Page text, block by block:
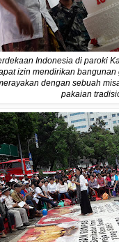
Indonesia di paroki
izin mendirikan
dengan sebuah
pakaian